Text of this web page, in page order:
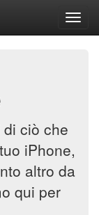
ciò che
iPhone,
altro da
qui per